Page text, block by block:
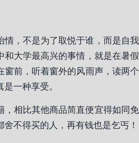
情，不是为了取悦于谁，而是自我
和大学最高兴的事情，就是在暑假
窗前，听着窗外的风雨声，读两个
一种享受。
，相比其他商品简直便宜得如同免
舍不得买的人，再有钱也是乞丐！